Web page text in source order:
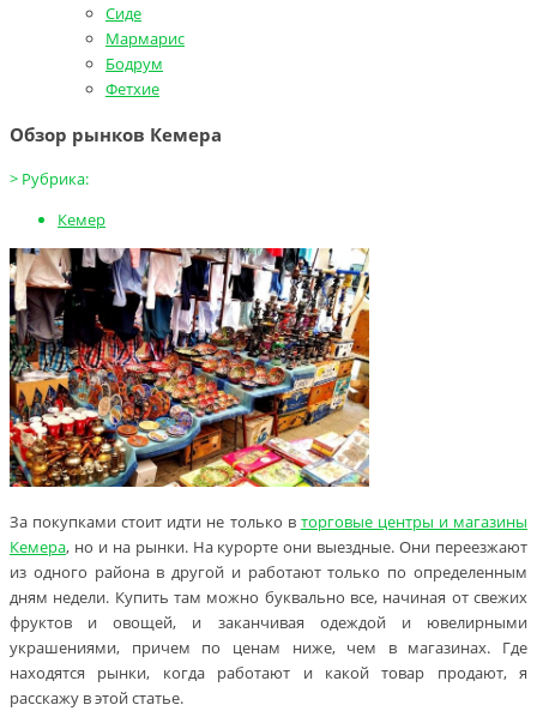
Сиде
Мармарис
Бодрум
Фетхие
Обзор рынков Кемера
> Рубрика:
Кемер
За покупками стоит идти не только в торговые центры и магазины
Кемера, но и на рынки. На курорте они выездные. Они переезжают
из одного района в другой и работают только по определенным
дням недели. Купить там можно буквально все, начиная от свежих
фруктов и овощей, и заканчивая одеждой и ювелирными
украшениями, причем по ценам ниже, чем в магазинах. Где
находятся рынки, когда работают и какой товар продают, я
расскажу в этой статье.